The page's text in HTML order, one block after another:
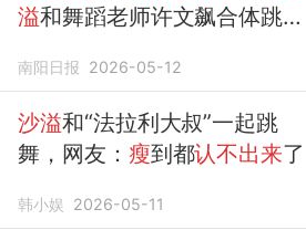
溢和舞蹈老师许文飙合体跳拉
南阳日报 2026-05-12
沙溢和“法拉利大叔”一起跳
舞，网友： 瘦到都认不出来了
韩小娱 2026-05-11